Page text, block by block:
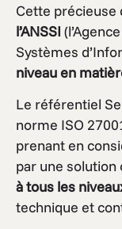
Cette précieuse
l’ANSSI
Systèmes
niveau en
Le référentiel
norme ISO
prenant en
par une solution
à tous les
technique et